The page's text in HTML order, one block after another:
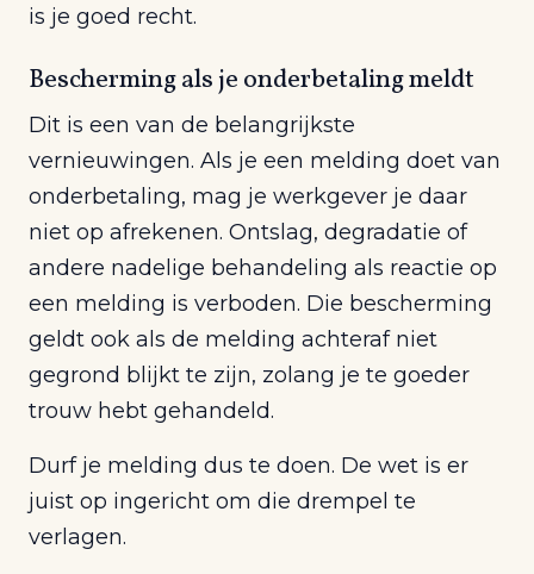
is je goed recht.
Bescherming als je onderbetaling meldt
Dit is een van de belangrijkste
vernieuwingen. Als je een melding doet van
onderbetaling, mag je werkgever je daar
niet op afrekenen. Ontslag, degradatie of
andere nadelige behandeling als reactie op
een melding is verboden. Die bescherming
geldt ook als de melding achteraf niet
gegrond blijkt te zijn, zolang je te goeder
trouw hebt gehandeld.
Durf je melding dus te doen. De wet is er
juist op ingericht om die drempel te
verlagen.